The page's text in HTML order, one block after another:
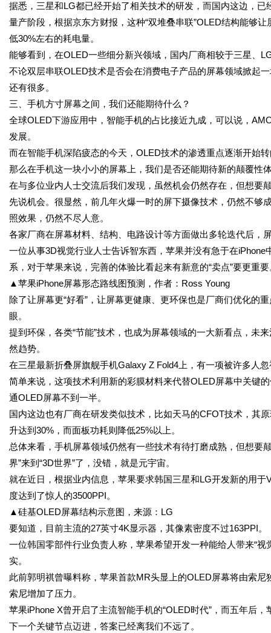
据悉，三星和LG都已经开始了相关技术的研发，而国内这边，
量产阶段，根据京东方财报，这种“双堆叠串联”OLED结构能够
低30%左右的耗电量。
能够看到，在OLED一些细分新兴领域，国内厂商相较于三星、
不论双层串联OLED技术是否会在消费电子产品的屏幕领域掀起
还有很多。
三、手机方寸屏幕之间，我们还能期待什么？
全球OLED下游应用中，智能手机的占比接近九成，可以说，
发展。
而在智能手机深陷疲态的今天，OLED技术的渗透重点逐渐开始
那么在手机这一块小小的屏幕上，我们是否还能期待新的颠覆性
在与多位业内人士交流后我们发现，虽然机会仍然存在，但想要
先说机会。很显然，前几年火爆一时的屏下摄像技术，仍然不
照效果，仍然不尽人意。
各家厂商在屏幕材料、结构、电路设计等方面做出多轮迭代后，
一位从事3D视觉行业人士告诉智东西，苹果并没有急于在
系，对于苹果来说，完善的体验比看起来有新意的“卖点”要更重
▲苹果iPhone屏幕形态路线图预测，作者：Ross Young
除了让屏幕更“好看”，让屏幕更健康、更环保也是厂商们优化的
眼。
提到环保，各类“节能”技术，也成为屏幕领域的一大新看点，未
然趋势。
在三星最新折叠屏旗舰手机Galaxy Z Fold4上，有一项被许多人
简单来说，这项技术利用新的彩膜材料来代替OLED屏幕中关键
通OLED屏幕不到一半。
国内这边也有厂商在研发类似技术，比如天马的CFOT技术，其
升达到30%，而面板功耗则降低25%以上。
总体来看，手机屏幕领域仍然有一些技术有待打磨成熟，但想要
界”来到“3D世界”了，没错，就是元宇宙。
就在近日，根据业内信息，苹果要求韩国三星和LG开发新的用
度达到了惊人的3500PPI。
▲硅基OLED屏幕结构示意图，来源：LG
要知道，目前主流的27英寸4K显示器，其像素密度不过163PPI。
一位韩国零部件行业负责人称，苹果希望开发一种能给人带来“
实。
此前郭明祺曾曝料称，苹果首款MR头显上的OLED屏幕将由索
索尼增加了压力。
苹果iPhone X曾开启了主流智能手机的“OLED时代”，而五年后
下一个关键节点迈进，答案已经离我们不远了。